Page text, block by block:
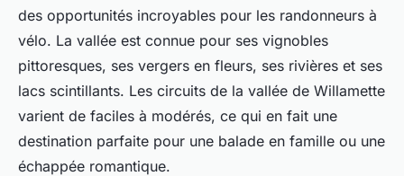
des opportunités incroyables pour les randonneurs à
vélo. La vallée est connue pour ses vignobles
pittoresques, ses vergers en fleurs, ses rivières et ses
lacs scintillants. Les circuits de la vallée de Willamette
varient de faciles à modérés, ce qui en fait une
destination parfaite pour une balade en famille ou une
échappée romantique.